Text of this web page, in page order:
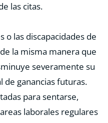
las citas.
o las discapacidades de
la misma manera que
severamente su
de ganancias futuras.
para sentarse,
laborales regulares